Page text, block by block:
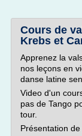
Cours de
Krebs et
Apprenez la
nos leçons en
danse latine
Video d'un
pas de Tango
tour.
Présentation